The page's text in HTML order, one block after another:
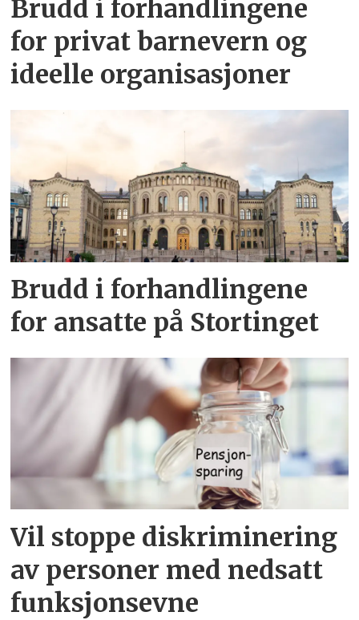
Brudd i forhandlingene
for privat barnevern og
ideelle organisasjoner
Brudd i forhandlingene
for ansatte på Stortinget
Vil stoppe diskriminering
av personer med nedsatt
funksjonsevne